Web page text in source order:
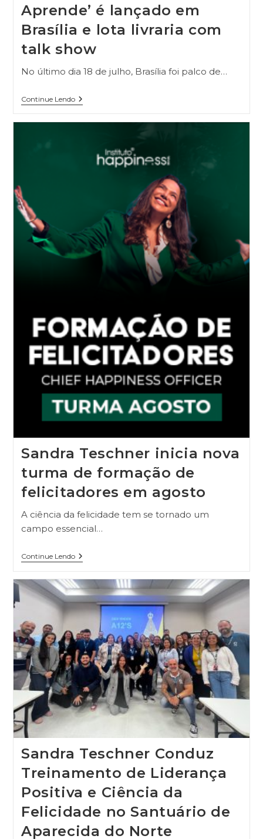
Aprende’ é lançado em
Brasília e lota livraria com
talk show
No último dia 18 de julho, Brasília foi palco de…
Continue Lendo
Sandra Teschner inicia nova
turma de formação de
felicitadores em agosto
A ciência da felicidade tem se tornado um
campo essencial…
Continue Lendo
Sandra Teschner Conduz
Treinamento de Liderança
Positiva e Ciência da
Felicidade no Santuário de
Aparecida do Norte